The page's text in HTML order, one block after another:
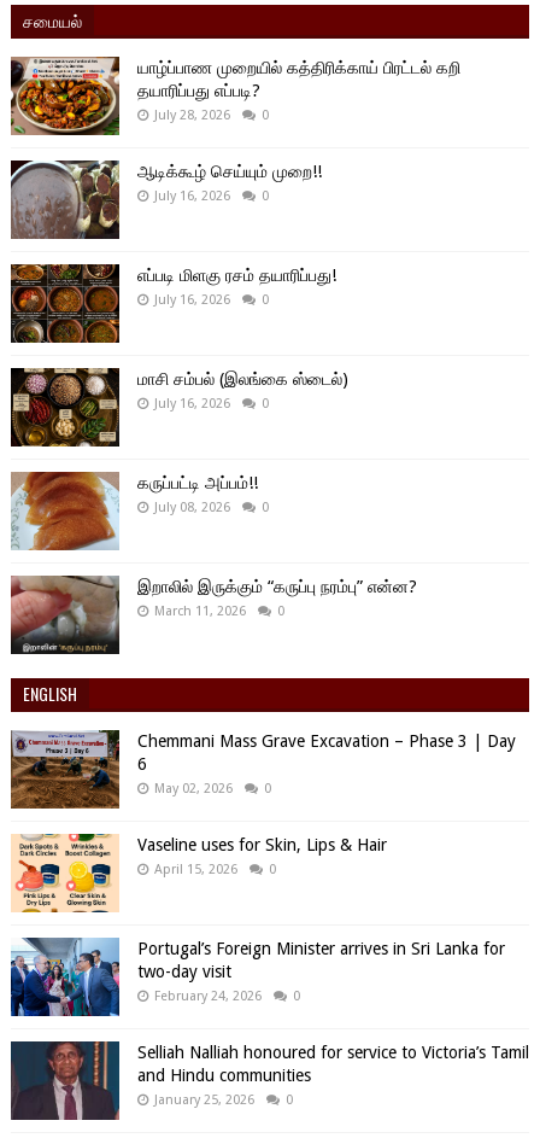
சமையல்
யாழ்ப்பாண முறையில் கத்திரிக்காய் பிரட்டல் கறி
தயாரிப்பது எப்படி?
July 28, 2026 0
ஆடிக்கூழ் செய்யும் முறை!!
July 16, 2026 0
எப்படி மிளகு ரசம் தயாரிப்பது!
July 16, 2026 0
மாசி சம்பல் (இலங்கை ஸ்டைல்)
July 16, 2026 0
கருப்பட்டி அப்பம்!!
July 08, 2026 0
இறாலில் இருக்கும் “கருப்பு நரம்பு” என்ன?
March 11, 2026 0
ENGLISH
Chemmani Mass Grave Excavation – Phase 3 | Day
6
May 02, 2026 0
Vaseline uses for Skin, Lips & Hair
April 15, 2026 0
Portugal’s Foreign Minister arrives in Sri Lanka for
two-day visit
February 24, 2026 0
Selliah Nalliah honoured for service to Victoria’s Tamil
and Hindu communities
January 25, 2026 0